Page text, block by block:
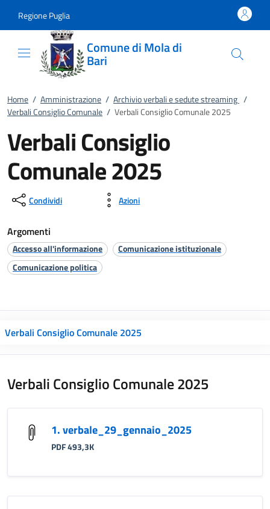
Regione Puglia
Comune di Mola di
Bari
Home / Amministrazione / Archivio verbali e sedute streaming /
Verbali Consiglio Comunale / Verbali Consiglio Comunale 2025
Verbali Consiglio
Comunale 2025
Condividi Azioni
Argomenti
Accesso all'informazione
Comunicazione istituzionale
Comunicazione politica
Verbali Consiglio Comunale 2025
Verbali Consiglio Comunale 2025
1. verbale_29_gennaio_2025
PDF 493,3K